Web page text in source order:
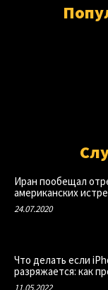
Иран пообещал
американских
24.07.2020
Что делать если
разряжается: как